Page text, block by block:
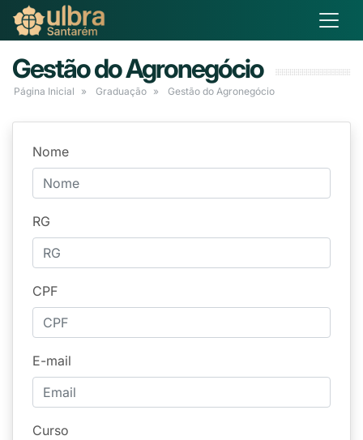
Gestão do Agronegócio
Página Inicial Graduação Gestão do Agronegócio
Nome
RG
CPF
E-mail
Curso